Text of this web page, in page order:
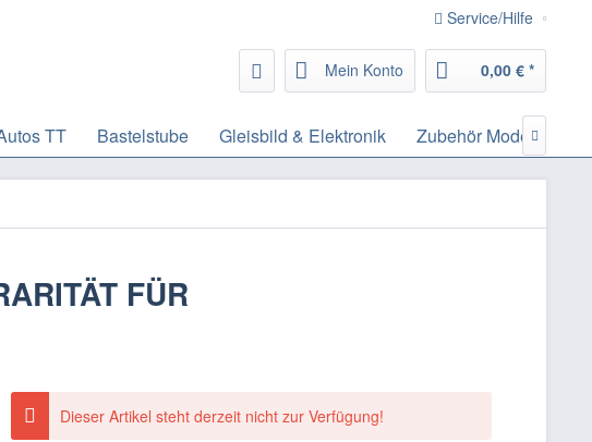
Service/Hilfe
Mein Konto 0,00 € *
TT Bastelstube Gleisbild & Elektronik Zubehör 
FÜR
Dieser Artikel steht derzeit nicht zur Verfügung!